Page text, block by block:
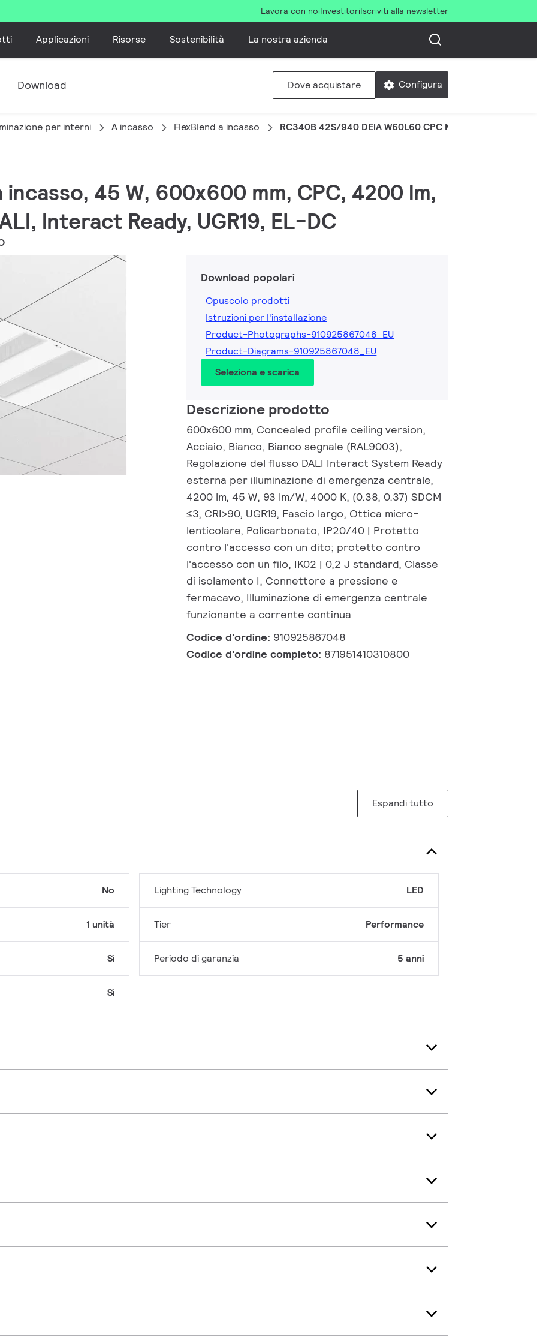
Lavora con noiInvestitoriIscriviti alla newsletter
Applicazioni Risorse Sostenibilità La nostra azienda
Download Dove acquistare Configura
per interni A incasso FlexBlend a incasso RC340B 42S/940 DEIA W60L60 CPC MLO
incasso, 45 W, 600x600 mm, CPC, 4200 lm,
Interact Ready, UGR19, EL-DC
Download popolari
Opuscolo prodotti
Istruzioni per l'installazione
Product-Photographs-910925867048_EU
Product-Diagrams-910925867048_EU
Seleziona e scarica
Descrizione prodotto
600x600 mm, Concealed profile ceiling version,
Acciaio, Bianco, Bianco segnale (RAL9003),
Regolazione del flusso DALI Interact System Ready
esterna per illuminazione di emergenza centrale,
4200 lm, 45 W, 93 lm/W, 4000 K, (0.38, 0.37) SDCM
≤3, CRI>90, UGR19, Fascio largo, Ottica micro-
lenticolare, Policarbonato, IP20/40 | Protetto
contro l'accesso con un dito; protetto contro
l'accesso con un filo, IK02 | 0,2 J standard, Classe
di isolamento I, Connettore a pressione e
fermacavo, Illuminazione di emergenza centrale
funzionante a corrente continua
Codice d'ordine: 910925867048
Codice d'ordine completo: 871951410310800
Espandi tutto
No
1 unità
Sì
Sì
Lighting Technology LED
Tier Performance
Periodo di garanzia 5 anni